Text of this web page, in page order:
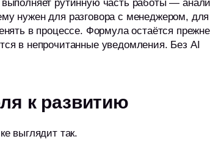
рутинную часть работы —
нужен для разговора с менеджером, для
в процессе. Формула остаётся
в непрочитанные уведомления. Без AI
к развитию
выглядит так.